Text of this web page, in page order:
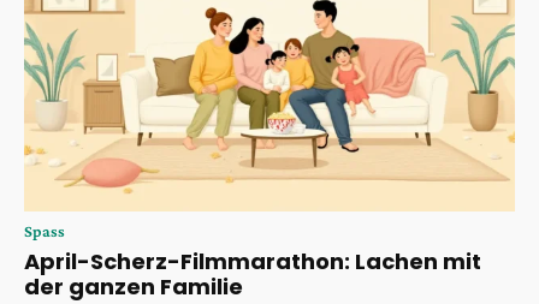
Spass
April-Scherz-Filmmarathon: Lachen mit
der ganzen Familie